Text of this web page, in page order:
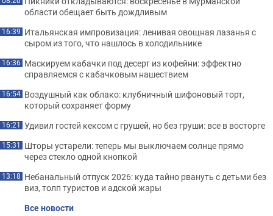
области обещает быть дождливым
16:39 Итальянская импровизация: ленивая овощная лазанья с
сыром из того, что нашлось в холодильнике
16:36 Маскируем кабачки под десерт из кофейни: эффектно
справляемся с кабачковым нашествием
16:54 Воздушный как облако: клубничный шифоновый торт,
который сохраняет форму
16:21 Удивил гостей кексом с грушей, но без груши: все в восторге
15:31 Шторы устарели: теперь мы выключаем солнце прямо
через стекло одной кнопкой
13:18 Небанальный отпуск 2026: куда тайно рвануть с детьми без
виз, толп туристов и адской жары
Все новости